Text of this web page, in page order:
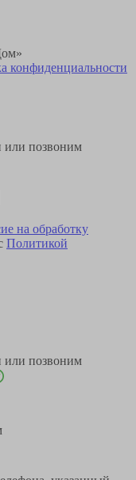
конфиденциальности
или позвоним
на обработку
Политикой
или позвоним